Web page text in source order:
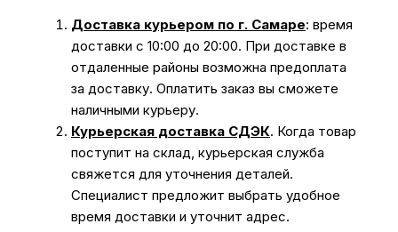
Доставка курьером по г. Самаре: время
доставки с 10:00 до 20:00. При доставке в
отдаленные районы возможна предоплата
за доставку. Оплатить заказ вы сможете
наличными курьеру.
Курьерская доставка СДЭК. Когда товар
поступит на склад, курьерская служба
свяжется для уточнения деталей.
Специалист предложит выбрать удобное
время доставки и уточнит адрес.